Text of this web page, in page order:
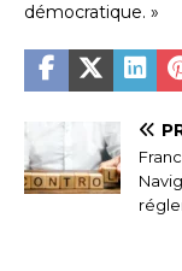
démocratique. »